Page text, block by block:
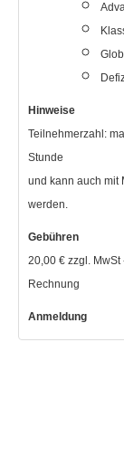
Hinweise
Teilnehmerzahl:
Stunde
und kann auch mit
werden.
Gebühren
20,00 € zzgl.
Rechnung
Anmeldung